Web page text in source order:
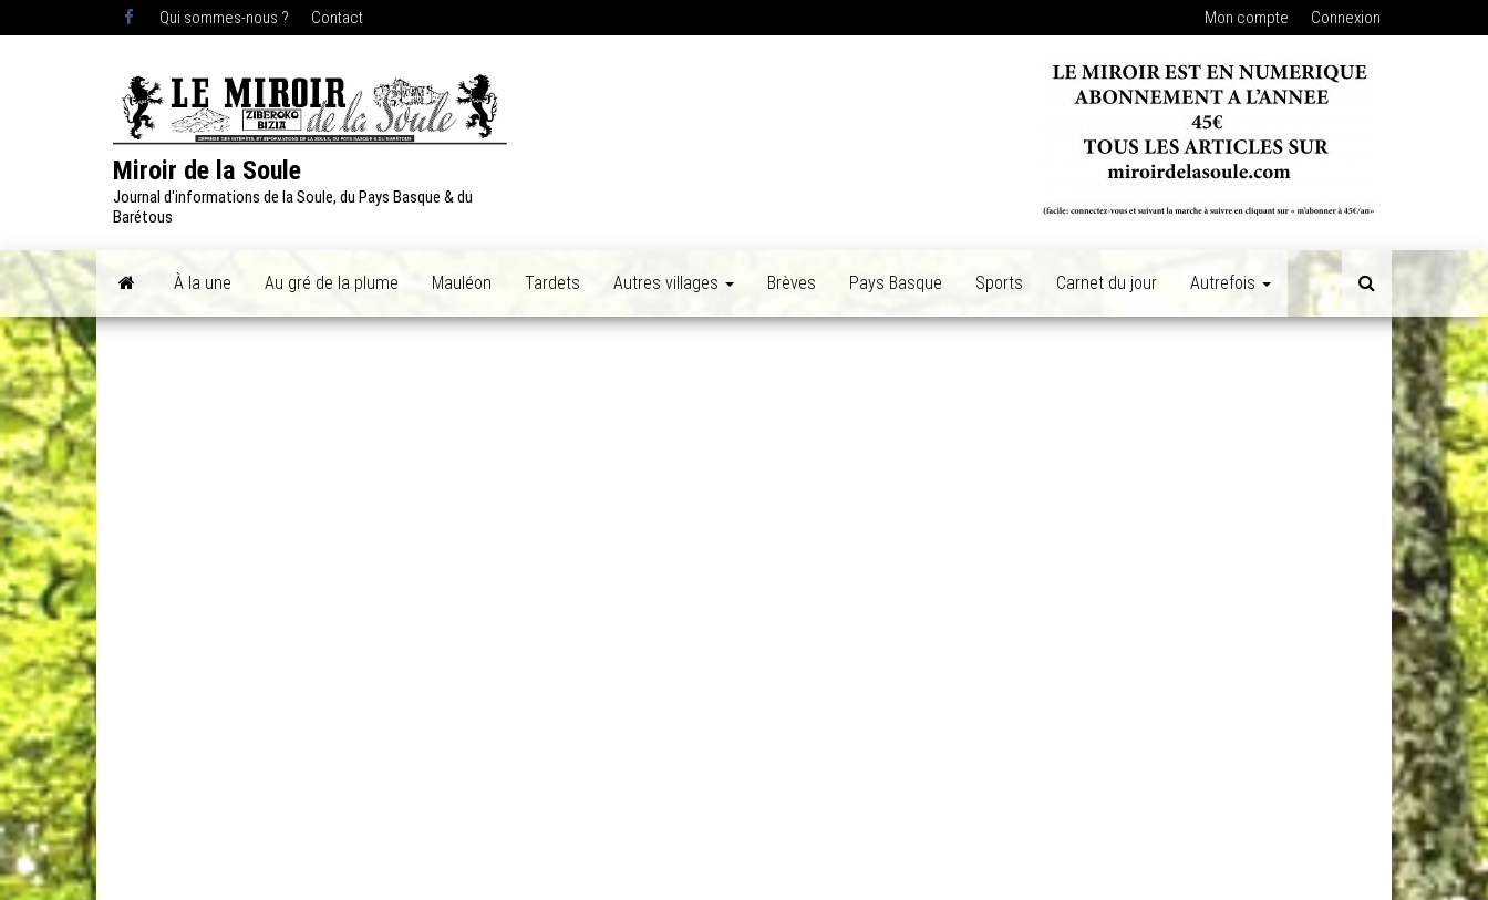
Qui sommes-nous ? Contact Mon compte Connexion
Miroir de la Soule
Journal d'informations de la Soule, du Pays Basque & du
Barétous
À la une Au gré de la plume Mauléon Tardets Autres villages Brèves Pays Basque Sports Carnet du jour Autrefois